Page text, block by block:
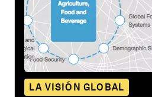
LA VISIÓN GLOBAL